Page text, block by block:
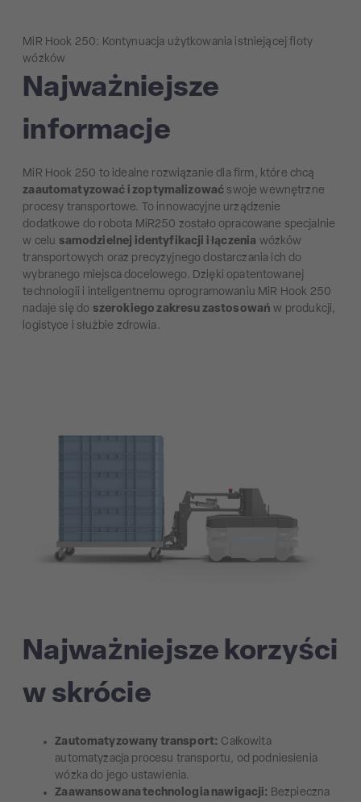
MiR Hook 250: Kontynuacja użytkowania istniejącej floty
wózków
Najważniejsze
informacje
MiR Hook 250 to idealne rozwiązanie dla firm, które chcą
zaautomatyzować i zoptymalizować swoje wewnętrzne
procesy transportowe. To innowacyjne urządzenie
dodatkowe do robota MiR250 zostało opracowane specjalnie
w celu samodzielnej identyfikacji i łączenia wózków
transportowych oraz precyzyjnego dostarczania ich do
wybranego miejsca docelowego. Dzięki opatentowanej
technologii i inteligentnemu oprogramowaniu MiR Hook 250
nadaje się do szerokiego zakresu zastosowań w produkcji,
logistyce i służbie zdrowia.
Najważniejsze korzyści
w skrócie
Zautomatyzowany transport: Całkowita
automatyzacja procesu transportu, od podniesienia
wózka do jego ustawienia.
Zaawansowana technologia nawigacji: Bezpieczna